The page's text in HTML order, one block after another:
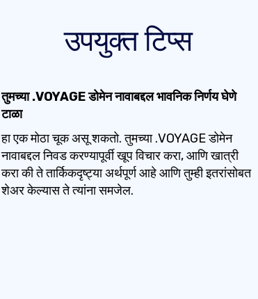
उपयुक्त टिप्स
तुमच्या .VOYAGE डोमेन नावाबद्दल भावनिक निर्णय घेणे
टाळा
हा एक मोठा चूक असू शकतो. तुमच्या .VOYAGE डोमेन
नावाबद्दल निवड करण्यापूर्वी खूप विचार करा, आणि खात्री
करा की ते तार्किकदृष्ट्या अर्थपूर्ण आहे आणि तुम्ही इतरांसोबत
शेअर केल्यास ते त्यांना समजेल.